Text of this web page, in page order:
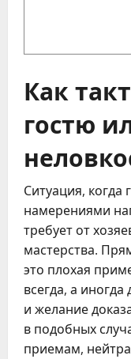
Как
гостю
Ситуация,
намерениями
требует от
мастерства.
это плохая
всегда, а
и желание
в подобных
приемам,